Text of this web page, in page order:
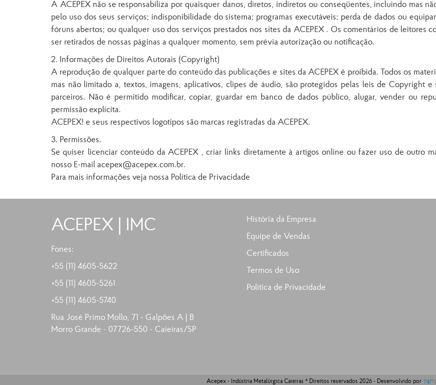
A ACEPEX não se responsabiliza por quaisquer danos, diretos, indiretos ou conseqüentes, incluindo mas
pelo uso dos seus serviços; indisponibilidade do sistema; programas executáveis; perda de dados ou
fóruns abertos; ou qualquer uso dos serviços prestados nos sites da ACEPEX . Os comentários de leitores
ser retirados de nossas páginas a qualquer momento, sem prévia autorização ou notificação.
2. Informações de Direitos Autorais (Copyright)
A reprodução de qualquer parte do conteúdo das publicações e sites da ACEPEX é proibida. Todos os
mas não limitado a, textos, imagens, aplicativos, clipes de áudio, são protegidos pelas leis de Copyright
parceiros. Não é permitido modificar, copiar, guardar em banco de dados público, alugar, vender ou
permissão explícita.
ACEPEX! e seus respectivos logotipos são marcas registradas da ACEPEX.
3. Permissões.
Se quiser licenciar conteúdo da ACEPEX , criar links diretamente à artigos online ou fazer uso de outro
nosso E-mail acepex@acepex.com.br.
Para mais informações veja nossa Política de Privacidade
ACEPEX | IMC
Fones:
+55 (11) 4605-5622
+55 (11) 4605-5261
+55 (11) 4605-5740
Rua José Primo Mollo, 71 - Galpões A | B
Morro Grande - 07726-550 - Caieiras/SP
História da Empresa
Equipe de Vendas
Certificados
Termos de Uso
Política de Privacidade
Acepex - Indústria Metalúrgica Caieiras * Direitos reservados 2026 - Desenvolvido por